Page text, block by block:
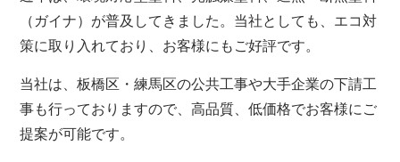
（ガイナ）が普及してきました。当社としても、エコ対
策に取り入れており、お客様にもご好評です。
当社は、板橋区・練馬区の公共工事や大手企業の下請工
事も行っておりますので、高品質、低価格でお客様にご
提案が可能です。